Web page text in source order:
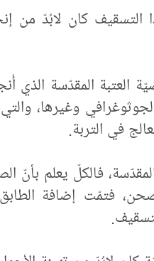
التسقيف كان لابُدّ من
المقدّسة الذي
وغيرها،
فالكلّ يعلم بأنّ
فتمّت إضافة الطابق